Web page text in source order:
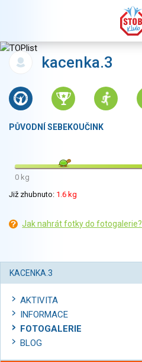
kacenka.3
PŮVODNÍ SEBEKOUČINK
0 kg
Již zhubnuto: 1.6 kg
Jak nahrát fotky do fotogalerie?
KACENKA.3
AKTIVITA
INFORMACE
FOTOGALERIE
BLOG